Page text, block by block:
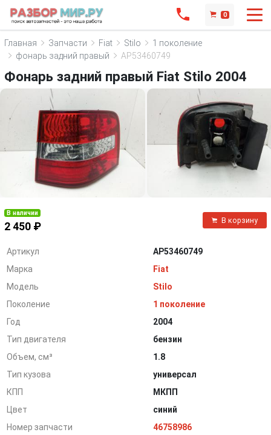
0
Главная Запчасти Fiat Stilo
1 поколение
фонарь задний правый
AP53460749
Фонарь задний правый Fiat Stilo 2004
В наличии
2 450 ₽
В корзину
Артикул
AP53460749
Марка
Fiat
Модель
Stilo
Поколение
1 поколение
Год
2004
Тип двигателя
бензин
Объем, см³
1.8
Тип кузова
универсал
КПП
МКПП
Цвет
синий
Номер запчасти
46758986